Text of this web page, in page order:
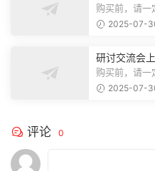
为纲,推动巡
购买前，请一
注，精彩模板
2025-07-
研讨交流会
推动巡察工
购买前，请一
注，精彩模板
2025-07-
评论 0